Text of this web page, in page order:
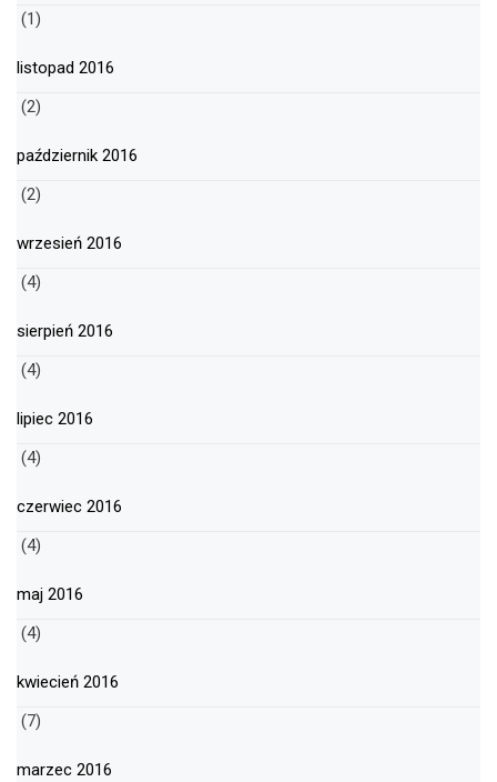
(1)
listopad 2016
(2)
październik 2016
(2)
wrzesień 2016
(4)
sierpień 2016
(4)
lipiec 2016
(4)
czerwiec 2016
(4)
maj 2016
(4)
kwiecień 2016
(7)
marzec 2016